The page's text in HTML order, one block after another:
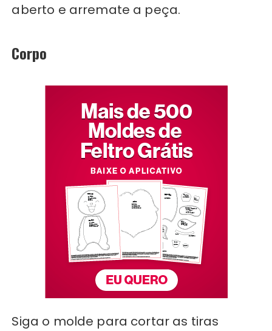
aberto e arremate a peça.
Corpo
Siga o molde para cortar as tiras